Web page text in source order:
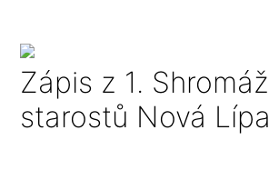
Zápis z 1.
starostů Nová